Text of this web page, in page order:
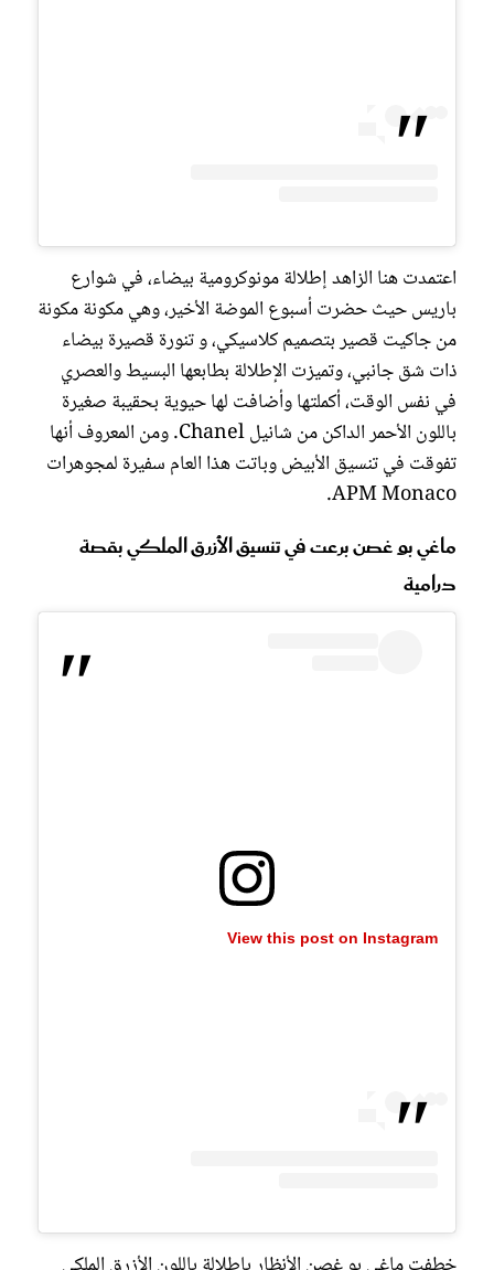
اعتمدت هنا الزاهد إطلالة مونوكرومية بيضاء، في شوارع
باريس حيث حضرت أسبوع الموضة الأخير، وهي مكونة مكونة
من جاكيت قصير بتصميم كلاسيكي، و تنورة قصيرة بيضاء
ذات شق جانبي، وتميزت الإطلالة بطابعها البسيط والعصري
في نفس الوقت، أكملتها وأضافت لها حيوية بحقيبة صغيرة
باللون الأحمر الداكن من شانيل Chanel. ومن المعروف أنها
تفوقت في تنسيق الأبيض وباتت هذا العام سفيرة لمجوهرات
APM Monaco.
ماغي بو غصن برعت في تنسيق الأزرق الملكي بقصة
درامية
View this post on Instagram